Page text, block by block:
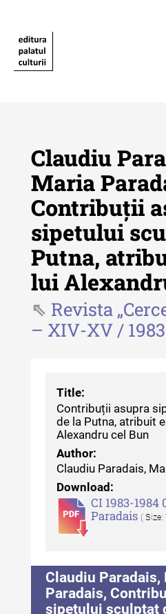
Revista "Cercetări
Revista
- 2025
Revista "Cercetări
- 2024
Revista "Cercetări
2023
Buletinul ”Ioan
de Istorie a Moldovei
Buletinul ”Ioan
Muzeului de
XXIV / 2018
Buletinul ”Ioan
Muzeului de
XXIII / 2017
Buletinul ”Ioan
Muzeului de
XXII / 2016
Claudiu
Maria
Contribuții
sipetului
Putna,
lui
Revista
– XIV-XV /
Title:
Contribuții asupra
de la Putna, atribuit
Alexandru cel Bun
Author:
Claudiu Paradais,
Download:
CI 1983-1984
Paradais ( Size:
Claudiu Paradais,
Paradais,
sipetului sculptat